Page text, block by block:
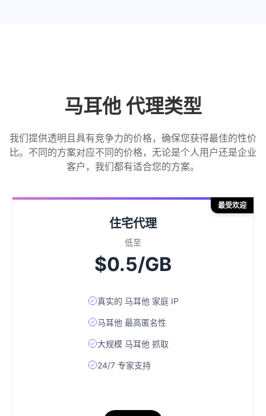
马耳他 代理类型
我们提供透明且具有竞争力的价格，确保您获得最佳的性价
比。不同的方案对应不同的价格，无论是个人用户还是企业
客户，我们都有适合您的方案。
住宅代理
低至
$0.5/GB
真实的 马耳他 家庭 IP
马耳他 最高匿名性
大规模 马耳他 抓取
24/7 专家支持
最受欢迎